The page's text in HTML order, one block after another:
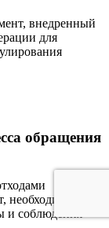
внедренный
для
обращения
необходимый
соблюдения